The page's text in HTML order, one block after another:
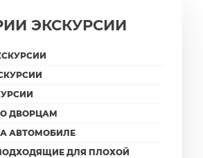
ЭКСКУРСИИ
ДВОРЦАМ
АВТОМОБИЛЕ
ДЛЯ ПЛОХОЙ